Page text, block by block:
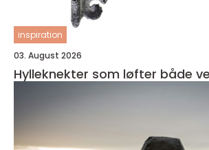
inspiration
03. August 2026
Hylleknekter som løfter både